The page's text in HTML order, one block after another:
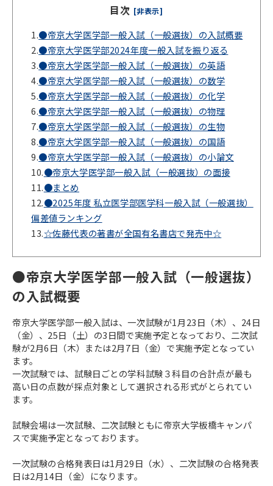
目次 [非表示]
1.●帝京大学医学部一般入試（一般選抜）の入試概要
2.●帝京大学医学部2024年度一般入試を振り返る
3.●帝京大学医学部一般入試（一般選抜）の英語
4.●帝京大学医学部一般入試（一般選抜）の数学
5.●帝京大学医学部一般入試（一般選抜）の化学
6.●帝京大学医学部一般入試（一般選抜）の物理
7.●帝京大学医学部一般入試（一般選抜）の生物
8.●帝京大学医学部一般入試（一般選抜）の国語
9.●帝京大学医学部一般入試（一般選抜）の小論文
10.●帝京大学医学部一般入試（一般選抜）の面接
11.●まとめ
12.●2025年度 私立医学部医学科一般入試（一般選抜）
偏差値ランキング
13.☆佐藤代表の著書が全国有名書店で発売中☆
●帝京大学医学部一般入試（一般選抜）
の入試概要
帝京大学医学部一般入試は、一次試験が1月23日（木）、24日
（金）、25日（土）の3日間で実施予定となっており、二次試
験が2月6日（木）または2月7日（金）で実施予定となってい
ます。
一次試験では、試験日ごとの学科試験３科目の合計点が最も
高い日の点数が採点対象として選択される形式がとられてい
ます。
試験会場は一次試験、二次試験ともに帝京大学板橋キャンパ
スで実施予定となっております。
一次試験の合格発表日は1月29日（水）、二次試験の合格発表
日は2月14日（金）になります。